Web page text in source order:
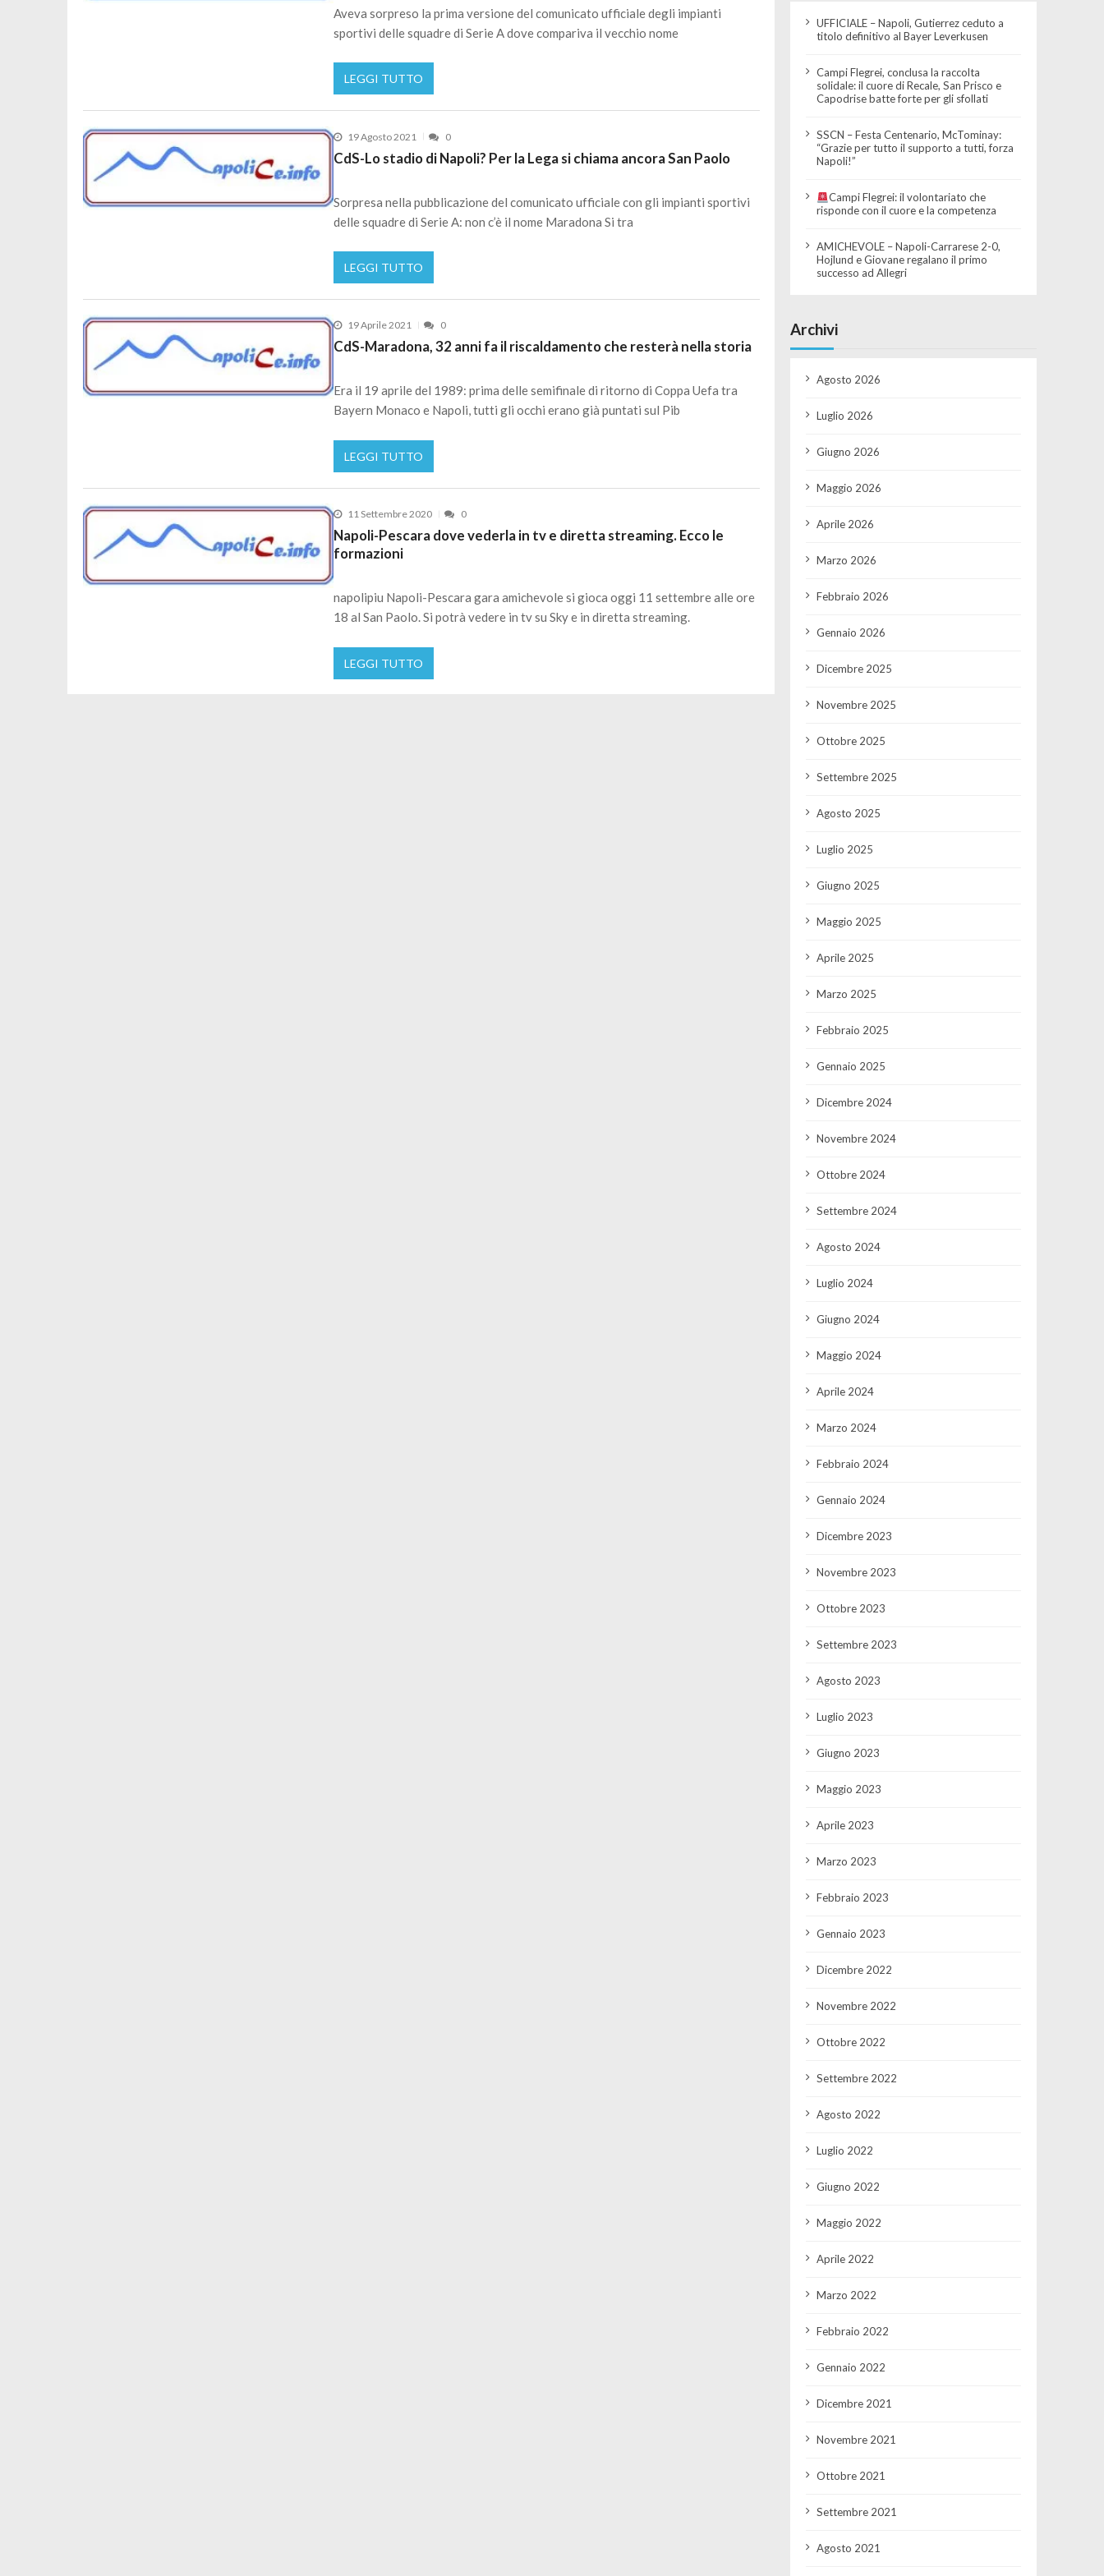
Aveva sorpreso la prima versione del comunicato ufficiale degli impianti
sportivi delle squadre di Serie A dove compariva il vecchio nome
LEGGI TUTTO
19 Agosto 2021 0
CdS-Lo stadio di Napoli? Per la Lega si chiama ancora San Paolo
Sorpresa nella pubblicazione del comunicato ufficiale con gli impianti sportivi
delle squadre di Serie A: non c’è il nome Maradona Si tra
LEGGI TUTTO
19 Aprile 2021 0
CdS-Maradona, 32 anni fa il riscaldamento che resterà nella storia
Era il 19 aprile del 1989: prima delle semifinale di ritorno di Coppa Uefa tra
Bayern Monaco e Napoli, tutti gli occhi erano già puntati sul Pib
LEGGI TUTTO
11 Settembre 2020 0
Napoli-Pescara dove vederla in tv e diretta streaming. Ecco le
formazioni
napolipiu Napoli-Pescara gara amichevole si gioca oggi 11 settembre alle ore
18 al San Paolo. Si potrà vedere in tv su Sky e in diretta streaming.
LEGGI TUTTO
UFFICIALE – Napoli, Gutierrez ceduto a
titolo definitivo al Bayer Leverkusen
Campi Flegrei, conclusa la raccolta
solidale: il cuore di Recale, San Prisco e
Capodrise batte forte per gli sfollati
SSCN – Festa Centenario, McTominay:
“Grazie per tutto il supporto a tutti, forza
Napoli!”
Campi Flegrei: il volontariato che
risponde con il cuore e la competenza
AMICHEVOLE – Napoli-Carrarese 2-0,
Hojlund e Giovane regalano il primo
successo ad Allegri
Archivi
Agosto 2026
Luglio 2026
Giugno 2026
Maggio 2026
Aprile 2026
Marzo 2026
Febbraio 2026
Gennaio 2026
Dicembre 2025
Novembre 2025
Ottobre 2025
Settembre 2025
Agosto 2025
Luglio 2025
Giugno 2025
Maggio 2025
Aprile 2025
Marzo 2025
Febbraio 2025
Gennaio 2025
Dicembre 2024
Novembre 2024
Ottobre 2024
Settembre 2024
Agosto 2024
Luglio 2024
Giugno 2024
Maggio 2024
Aprile 2024
Marzo 2024
Febbraio 2024
Gennaio 2024
Dicembre 2023
Novembre 2023
Ottobre 2023
Settembre 2023
Agosto 2023
Luglio 2023
Giugno 2023
Maggio 2023
Aprile 2023
Marzo 2023
Febbraio 2023
Gennaio 2023
Dicembre 2022
Novembre 2022
Ottobre 2022
Settembre 2022
Agosto 2022
Luglio 2022
Giugno 2022
Maggio 2022
Aprile 2022
Marzo 2022
Febbraio 2022
Gennaio 2022
Dicembre 2021
Novembre 2021
Ottobre 2021
Settembre 2021
Agosto 2021